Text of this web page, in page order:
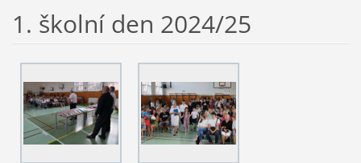
1. školní den 2024/25